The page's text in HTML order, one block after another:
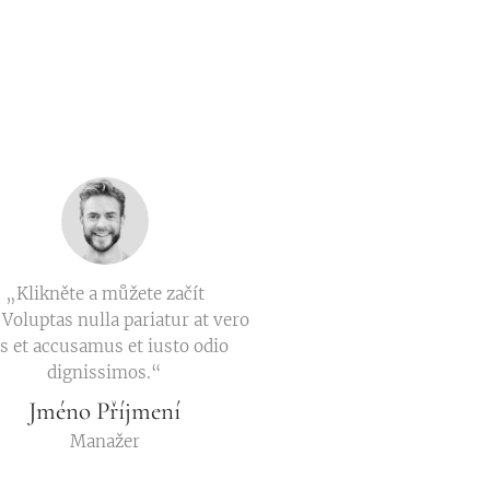
„Klikněte a můžete začít
Voluptas nulla pariatur at vero
et accusamus et iusto odio
dignissimos.“
Jméno Příjmení
Manažer